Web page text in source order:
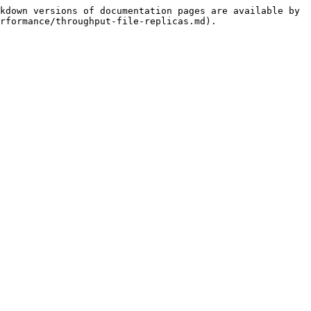
versions of documentation pages are available by
throughput-file-replicas.md).